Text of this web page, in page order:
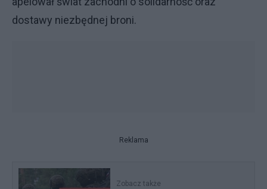
dostawy niezbędnej broni.
Reklama
Zobacz także